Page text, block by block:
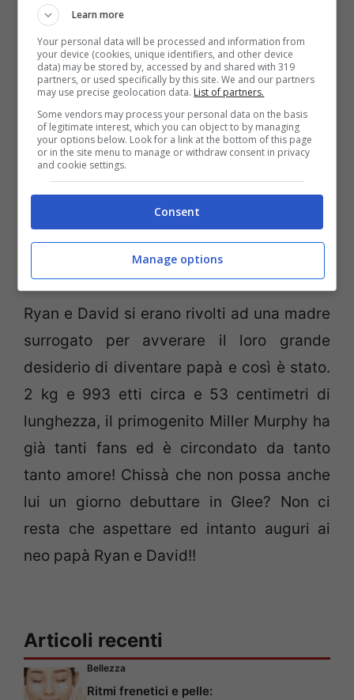
Ryan e David si erano rivolti ad una madre
surrogato per avverare il loro grande
desiderio di diventare papà e così è stato.
2 kg e 993 etti circa e 53 centimetri di
lunghezza, il primogenito Miller Murphy ha
già tanti fans ed è circondato da tanto
tanto amore! Chissà che non possa anche
lui un giorno debuttare in Glee? Non ci
resta che aspettare ed intanto auguri ai
neo papà Ryan e David!!
Articoli recenti
Bellezza
Ritmi frenetici e pelle:
Learn more
Your personal data will be processed and information from
your device (cookies, unique identifiers, and other device
data) may be stored by, accessed by and shared with 319
partners, or used specifically by this site. We and our partners
may use precise geolocation data. List of partners.
Some vendors may process your personal data on the basis
of legitimate interest, which you can object to by managing
your options below. Look for a link at the bottom of this page
or in the site menu to manage or withdraw consent in privacy
and cookie settings.
Consent
Manage options